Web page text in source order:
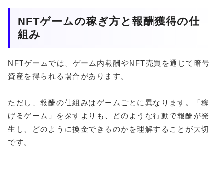
NFTゲームの稼ぎ方と報酬獲得の仕
組み
NFTゲームでは、ゲーム内報酬やNFT売買を通じて暗号
資産を得られる場合があります。
ただし、報酬の仕組みはゲームごとに異なります。「稼
げるゲーム」を探すよりも、どのような行動で報酬が発
生し、どのように換金できるのかを理解することが大切
です。